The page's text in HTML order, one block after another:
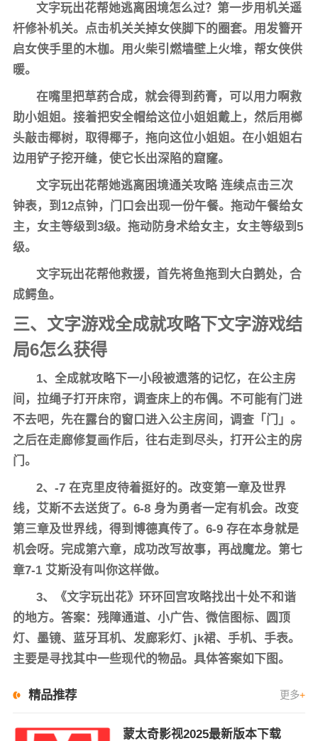
文字玩出花帮她逃离困境怎么过？第一步用机关遥
杆修补机关。点击机关关掉女侠脚下的圈套。用发簪开
启女侠手里的木枷。用火柴引燃墙壁上火堆，帮女侠供
暖。
在嘴里把草药合成，就会得到药膏，可以用力啊救
助小姐姐。接着把安全帽给这位小姐姐戴上，然后用榔
头敲击椰树，取得椰子，拖向这位小姐姐。在小姐姐右
边用铲子挖开缝，使它长出深陷的窟窿。
文字玩出花帮她逃离困境通关攻略 连续点击三次
钟表，到12点钟，门口会出现一份午餐。拖动午餐给女
主，女主等级到3级。拖动防身术给女主，女主等级到5
级。
文字玩出花帮他救援，首先将鱼拖到大白鹅处，合
成鳄鱼。
三、文字游戏全成就攻略下文字游戏结
局6怎么获得
1、全成就攻略下一小段被遗落的记忆，在公主房
间，拉绳子打开床帘，调查床上的布偶。不可能有门进
不去吧，先在露台的窗口进入公主房间，调查「门」。
之后在走廊修复画作后，往右走到尽头，打开公主的房
门。
2、-7 在克里皮待着挺好的。改变第一章及世界
线，艾斯不去送货了。6-8 身为勇者一定有机会。改变
第三章及世界线，得到博德真传了。6-9 存在本身就是
机会呀。完成第六章，成功改写故事，再战魔龙。第七
章7-1 艾斯没有叫你这样做。
3、《文字玩出花》环环回宫攻略找出十处不和谐
的地方。答案：残障通道、小广告、微信图标、圆顶
灯、墨镜、蓝牙耳机、发廊彩灯、jk裙、手机、手表。
主要是寻找其中一些现代的物品。具体答案如下图。
精品推荐 更多+
蒙太奇影视2025最新版本下载